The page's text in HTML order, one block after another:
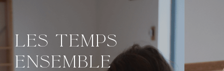
Les temps
ensemble